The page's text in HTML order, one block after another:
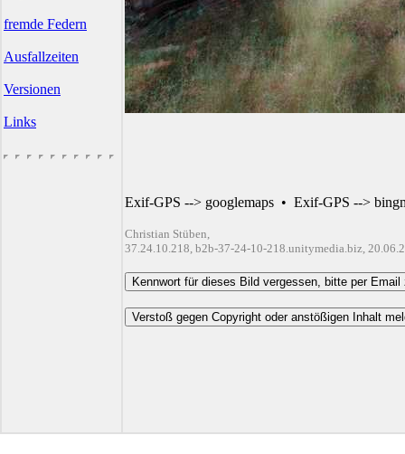
fremde Federn
Ausfallzeiten
Versionen
Links
Exif-GPS --> googlemaps • Exif-GPS -->
Christian Stüben,
37.24.10.218, b2b-37-24-10-218.unitymedia.biz,